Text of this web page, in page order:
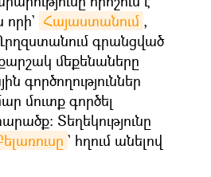
որի` Հայաստանում ,
գրանցված
մեքենաները
գործողություններ
մուտք գործել
Տեղեկությունը
` հղում անելով